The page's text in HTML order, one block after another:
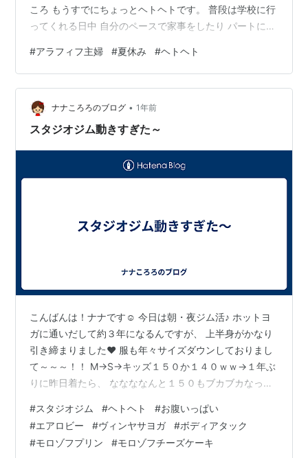
ころ もうすでにちょっとヘトヘトです。 普段は学校に行
ってくれる日中 自分のペースで家事をしたり パートに行
のですが 夏休みに入るとそうはいきませんね。 朝から晩
まで 「お腹すいたー」「ねえねえ、遊ぼうよ！」の声が
飛び交い リビングはあっという間におもちゃでいっぱい
に…。 ついつい 「もう！」「早く宿題しなさい！」なん
て 子どもに小言が増えてしまう自分が嫌になってしまい
#アラフィフ主婦 #夏休み #ヘトヘト
ナナころろのブログ • 1年前
スタジオジム動きすぎた～
こんばんは！ナナです☺ 今日は朝・夜ジム活♪ ホットヨ
ガに通いだして約３年になるんですが、 上半身がかなり
引き締まりました❤ 服も年々サイズダウンしておりまし
て～～～！！ M→S→キッズ１５０か１４０ｗｗ→１年ぶ
りに昨日着たら、 ななななんと１５０もブカブカなって
がズボンやスカートはまだまだ時間かかるな。。。 Lが
多かったけど、最近Mでもはいるようになって、 それも
昨日シーズンぶりに履いてみたら、 ブカブカで、だらし
#スタジオジム #ヘトヘト #お腹いっぱい
#エアロビー #ヴィンヤサヨガ #ボディアタック
#モロゾフプリン #モロゾフチーズケーキ